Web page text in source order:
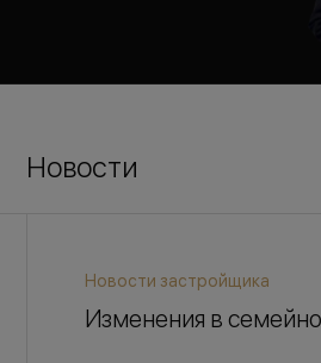
Новости
Новости застройщика
Изменения в